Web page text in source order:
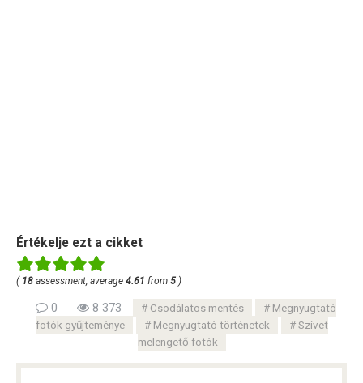
Értékelje ezt a cikket
( 18 assessment, average 4.61 from 5 )
0 8 373 Csodálatos mentés
Megnyugtató
fotók gyűjteménye
Megnyugtató történetek
Szívet
melengető fotók